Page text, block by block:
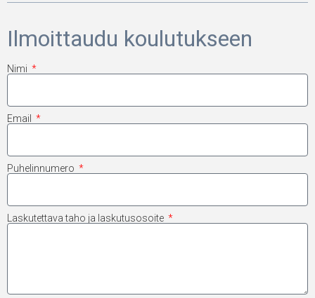
Ilmoittaudu koulutukseen
Nimi
Email
Puhelinnumero
Laskutettava taho ja laskutusosoite